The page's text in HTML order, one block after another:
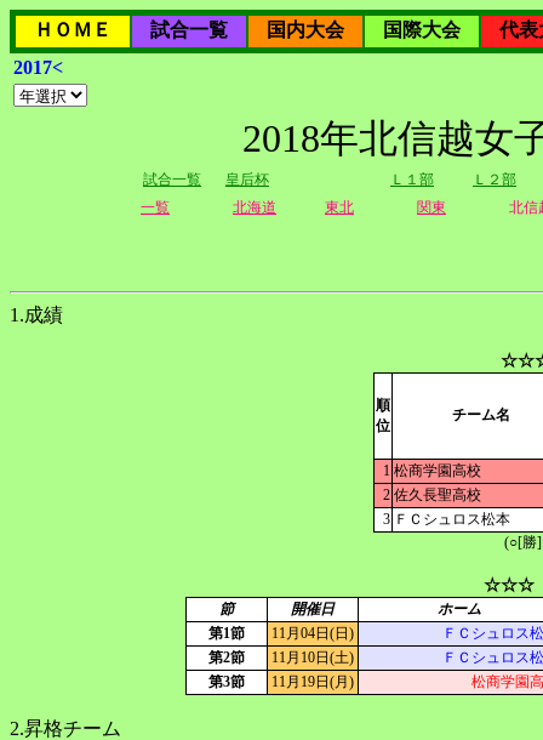
ＨＯＭＥ 試合一覧 国内大会 国際大会
代表
2017<
2018年北信越女
試合一覧 皇后杯 Ｌ１部
Ｌ２部
一覧
北海道 東北 関東 北信
1.成績
順
位
チーム名
1 松商学園高校
2 佐久長聖高校
3 ＦＣシュロス松本
(○[勝
☆☆☆
節 開催日
ホーム
第1節
11月04日(日)
ＦＣシュロス
第2節
11月10日(土)
ＦＣシュロス
第3節
11月19日(月) 松商学園
2.昇格チーム